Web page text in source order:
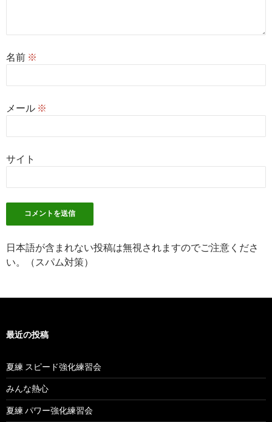
名前 ※
メール ※
サイト
日本語が含まれない投稿は無視されますのでご注意くださ
い。（スパム対策）
最近の投稿
夏練 スピード強化練習会
みんな熱心
夏練 パワー強化練習会